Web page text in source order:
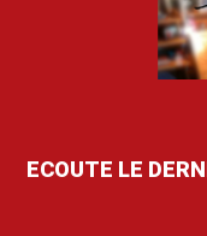
ECOUTE LE